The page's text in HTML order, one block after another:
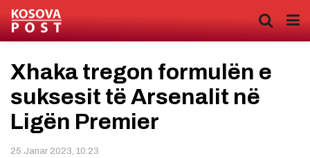
Xhaka tregon formulën e
suksesit të Arsenalit në
Ligën Premier
25 Janar 2023, 10:23